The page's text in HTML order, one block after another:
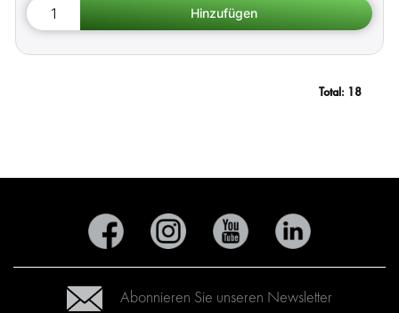
Total: 18
Abonnieren Sie unseren Newsletter